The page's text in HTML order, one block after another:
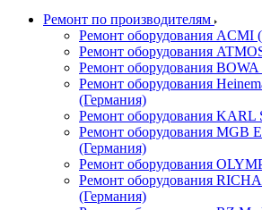
Ремонт по производителям
Ремонт оборудования
Ремонт оборудования
Ремонт оборудования
Ремонт оборудования
(Германия)
Ремонт оборудования KARL
Ремонт оборудования MGB
(Германия)
Ремонт оборудования
Ремонт оборудования
(Германия)